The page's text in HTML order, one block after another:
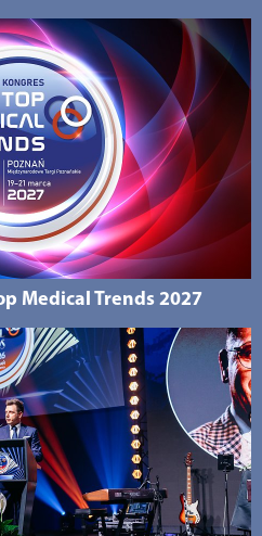
Medical Trends 2027